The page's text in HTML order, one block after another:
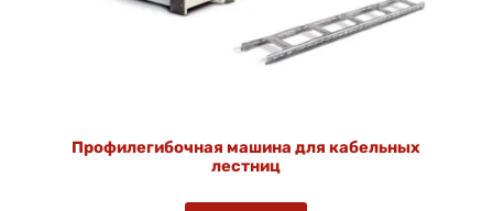
Профилегибочная машина для кабельных
лестниц